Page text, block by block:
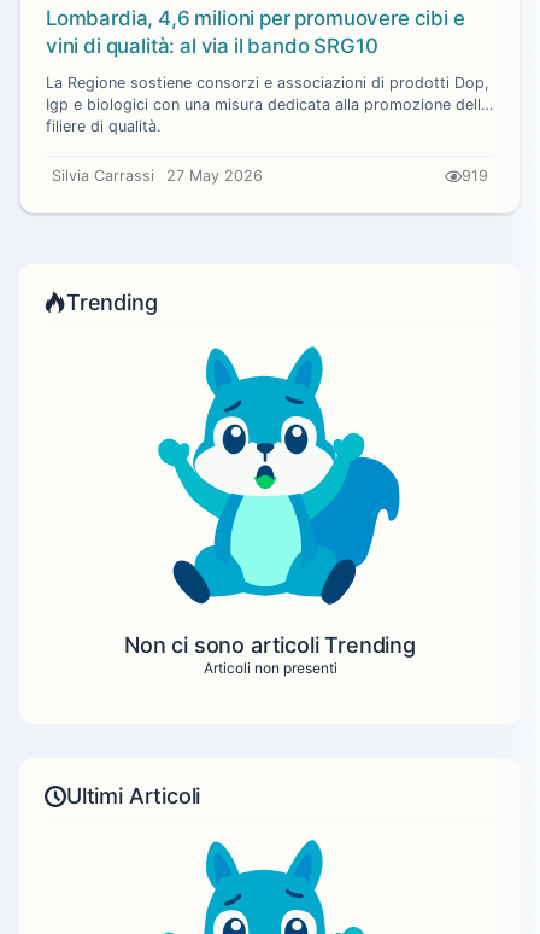
Lombardia, 4,6 milioni per promuovere cibi e
vini di qualità: al via il bando SRG10
La Regione sostiene consorzi e associazioni di prodotti Dop,
Igp e biologici con una misura dedicata alla promozione delle
filiere di qualità.
Silvia Carrassi 27 May 2026 919
Trending
Non ci sono articoli Trending
Articoli non presenti
Ultimi Articoli